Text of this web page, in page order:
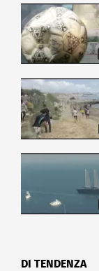
DI TENDENZA